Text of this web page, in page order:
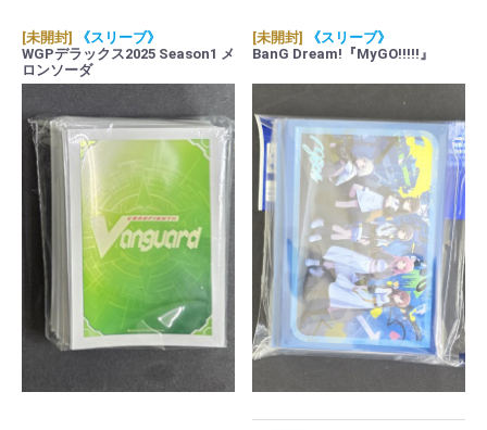
[未開封]
《スリーブ》
WGPデラックス2025 Season1 メ
ロンソーダ
[未開封]
《スリーブ》
BanG Dream!『MyGO!!!!!』